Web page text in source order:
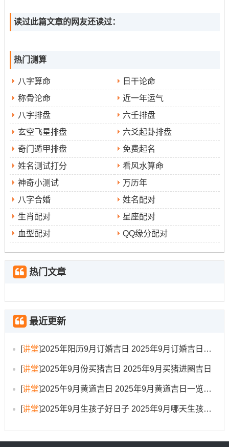
日子特征 ：
冲猪煞东
时辰建议:乙未时（13:00-14:59）为吉时。
日期:2025年9月12日（星期五）
农历:七月廿一
黄历宜忌:宜拆卸、修造、动土、移徙、修坟、立碑。
日子特征 :此日利于破旧立新,适合拆除旧建筑或进行土地
平整等工作。
冲虎煞南；属虎者不宜在此日动工。
日期:2025年9月14日（星期日）
黄历宜忌:
舍。
日子特征 :此日除动土外，也适宜进交盒屋装饰、净化等
仪式、为空间注入良好能量。
冲龙煞北，属龙者需避开.
日期：2025年9月17日（星期三）
读过此篇文章的网友还读过：
热门测算
八字算命
日干论命
称骨论命
近一年运气
八字排盘
六壬排盘
玄空飞星排盘
六爻起卦排盘
奇门遁甲排盘
免费起名
姓名测试打分
看风水算命
神奇小测试
万历年
八字合婚
姓名配对
生肖配对
星座配对
血型配对
QQ缘分配对
热门文章
最近更新
[讲堂]2025年阳历9月订婚吉日 2025年9月订婚吉日有哪几天
[讲堂]2025年9月份买猪吉日 2025年9月买猪进圈吉日
[讲堂]2025午9月黄道吉日 2025年9月黄道吉日一览表大全
[讲堂]2025年9月生孩子好日子 2025年9月哪天生孩子比较好